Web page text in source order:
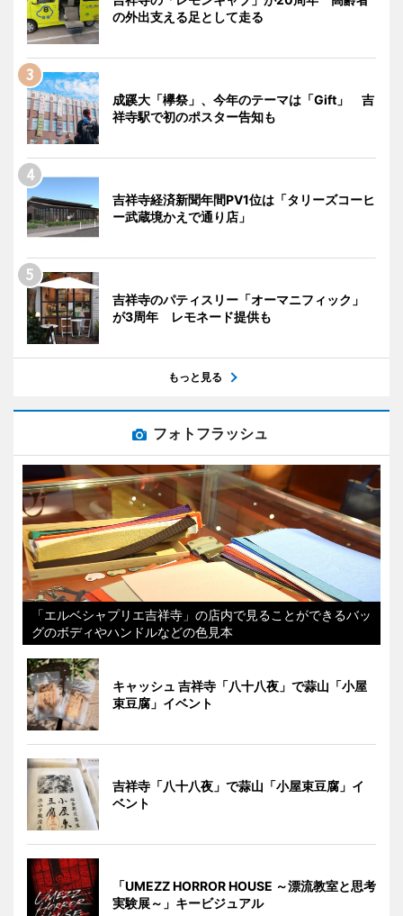
の外出支える足として走る
成蹊大「欅祭」、今年のテーマは「Gift」 吉
祥寺駅で初のポスター告知も
吉祥寺経済新聞年間PV1位は「タリーズコーヒ
ー武蔵境かえで通り店」
吉祥寺のパティスリー「オーマニフィック」
が3周年 レモネード提供も
もっと見る
フォトフラッシュ
「エルベシャプリエ吉祥寺」の店内で見ることができるバッ
グのボディやハンドルなどの色見本
キャッシュ 吉祥寺「八十八夜」で蒜山「小屋
束豆腐」イベント
吉祥寺「八十八夜」で蒜山「小屋束豆腐」イ
ベント
「UMEZZ HORROR HOUSE ～漂流教室と思考
実験展～」キービジュアル